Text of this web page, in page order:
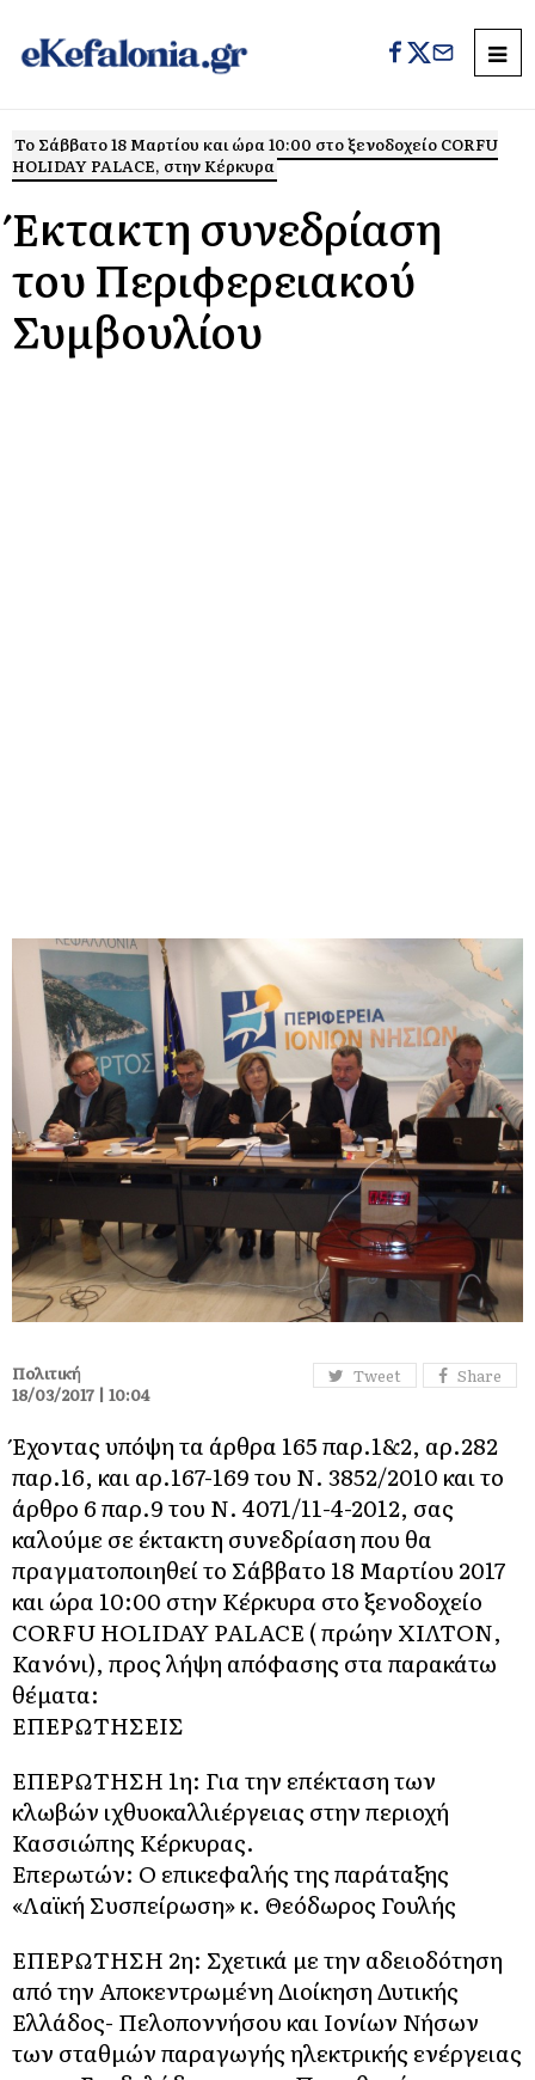
Το Σάββατο 18 Μαρτίου και ώρα 10:00 στo ξενοδοχείο CORFU
HOLIDAY PALACE, στην Κέρκυρα
Έκτακτη συνεδρίαση
του Περιφερειακού
Συμβουλίου
Tweet Share
Πολιτική
18/03/2017 | 10:04
Έχοντας υπόψη τα άρθρα 165 παρ.1&2, αρ.282
παρ.16, και αρ.167-169 του Ν. 3852/2010 και το
άρθρο 6 παρ.9 του Ν. 4071/11-4-2012, σας
καλούμε σε έκτακτη συνεδρίαση που θα
πραγματοποιηθεί το Σάββατο 18 Μαρτίου 2017
και ώρα 10:00 στην Κέρκυρα στo ξενοδοχείο
CORFU HOLIDAY PALACE ( πρώην ΧΙΛΤΟΝ,
Κανόνι), προς λήψη απόφασης στα παρακάτω
θέματα:
ΕΠΕΡΩΤΗΣΕΙΣ
ΕΠΕΡΩΤΗΣΗ 1η: Για την επέκταση των
κλωβών ιχθυοκαλλιέργειας στην περιοχή
Κασσιώπης Κέρκυρας.
Επερωτών: Ο επικεφαλής της παράταξης
«Λαϊκή Συσπείρωση» κ. Θεόδωρος Γουλής
ΕΠΕΡΩΤΗΣΗ 2η: Σχετικά με την αδειοδότηση
από την Αποκεντρωμένη Διοίκηση Δυτικής
Ελλάδος- Πελοποννήσου και Ιονίων Νήσων
των σταθμών παραγωγής ηλεκτρικής ενέργειας